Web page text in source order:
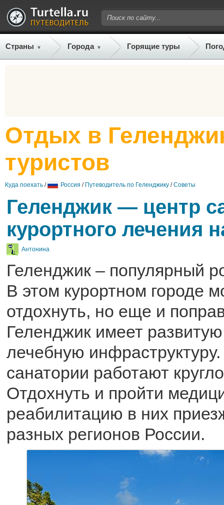
Страны Города Горящие туры
Отдых в
туристов
Куда поехать / Россия / Путеводитель по Геленджику /Советы
Геленджик — центр
курортного лечения
Антонина
Геленджик – популярный
В этом курортном городе
отдохнуть, но еще и
Геленджик имеет
лечебную
санатории работают
Отдохнуть и пройти
реабилитацию в них
разных регионов России.